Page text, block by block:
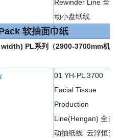
Rewinder Line 全自
动小盘纸线
软抽面巾纸
PL系列（2900-3700mm机
01 YH-PL 3700
Facial Tissue
Production
Line(Hengan) 全自
动抽纸线 云浮恒安